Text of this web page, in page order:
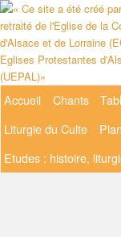
Aller
au
contenu
principal
Menu
Accueil Chants
Liturgie du Culte
Etudes : histoire,